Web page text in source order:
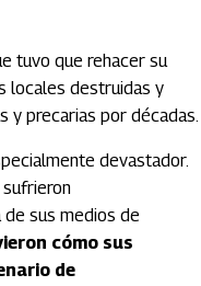
tuvo que rehacer su
locales destruidas y
y precarias por décadas.
devastador.
sus medios de
cómo sus
de